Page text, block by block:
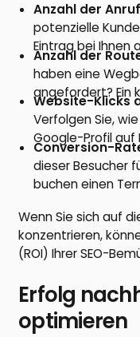
Anzahl der
potenzielle
Eintrag bei Ihnen
Anzahl der
haben eine
angefordert? Ein
Website-Klicks
Verfolgen Sie,
Google-Profil auf
Conversion-
dieser Besucher
buchen einen
Wenn Sie sich auf
konzentrieren,
(ROI) Ihrer SEO-
Erfolg
optimieren